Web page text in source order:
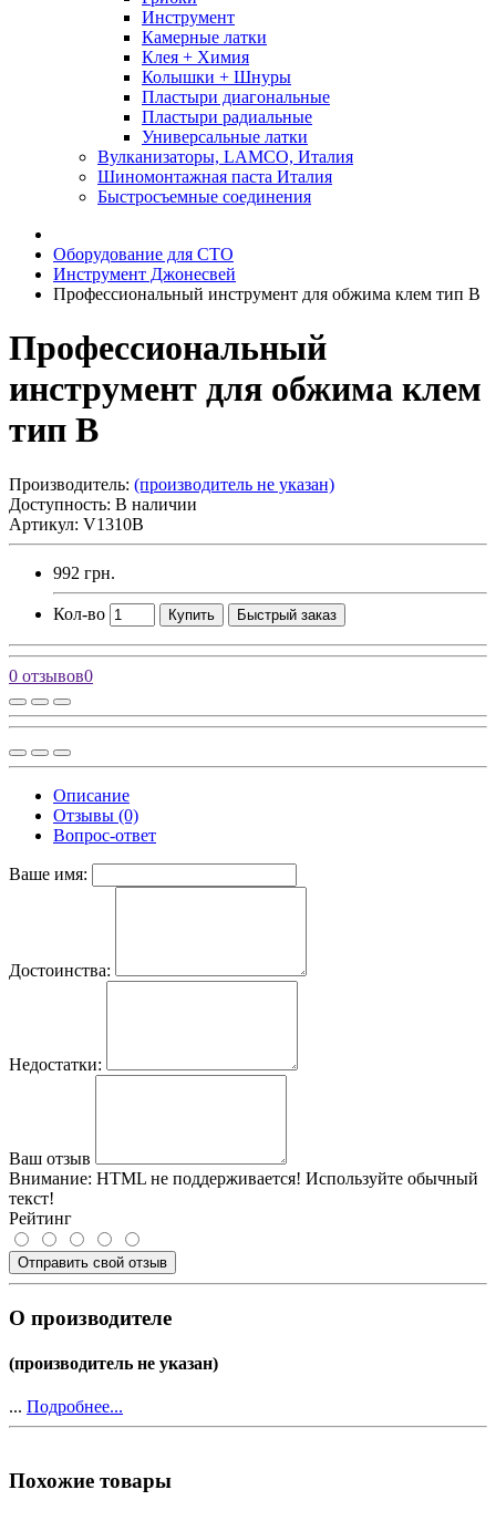
Инструмент
Камерные латки
Клея + Химия
Колышки + Шнуры
Пластыри диагональные
Пластыри радиальные
Универсальные латки
Вулканизаторы, LAMCO, Италия
Шиномонтажная паста Италия
Быстросъемные соединения
Оборудование для СТО
Инструмент Джонесвей
Профессиональный инструмент для обжима клем тип В
Профессиональный
инструмент для обжима клем
тип В
Производитель: (производитель не указан)
Доступность: В наличии
Артикул: V1310B
992 грн.
Кол-во Купить Быстрый заказ
0 отзывов0
Описание
Отзывы (0)
Вопрос-ответ
Ваше имя:
Достоинства:
Недостатки:
Ваш отзыв
Внимание: HTML не поддерживается! Используйте обычный
текст!
Рейтинг
Отправить свой отзыв
О производителе
(производитель не указан)
... Подробнее...
Похожие товары